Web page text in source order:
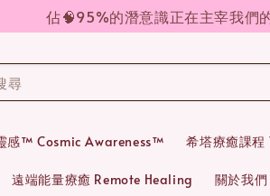
佔🧠95%的潛意識正在主宰我們
尋
感™ Cosmic Awareness™ 希塔療癒課
遠端能量療癒 Remote Healing 關於我